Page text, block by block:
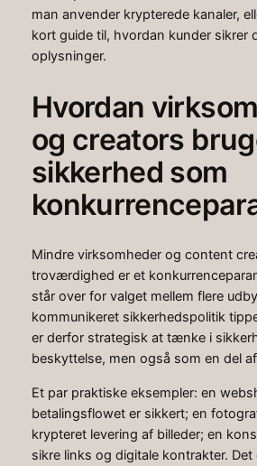
man anvender krypterede kanaler,
kort guide til, hvordan kunder sikrer
oplysninger.
Hvordan
og creators
sikkerhed som
Mindre virksomheder og content
troværdighed er et
står over for valget mellem flere
kommunikeret sikkerhedspolitik
er derfor strategisk at tænke i
beskyttelse, men også som en del
Et par praktiske eksempler: en
betalingsflowet er sikkert; en
krypteret levering af billeder; en
sikre links og digitale kontrakter. Det